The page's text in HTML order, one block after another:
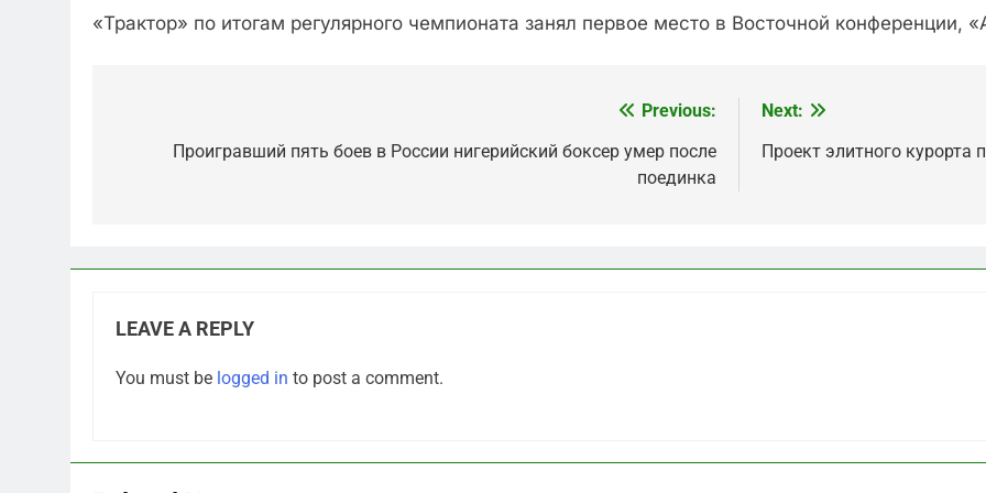
«Трактор» по итогам регулярного чемпионата занял первое место в Восточной
navigation
Previous:
Проигравший пять боев в России нигерийский боксер умер после
поединка
Next:
Проект элитного курорта
LEAVE A REPLY
You must be logged in to post a comment.
5
Что происходит в
«для защиты Отечества»